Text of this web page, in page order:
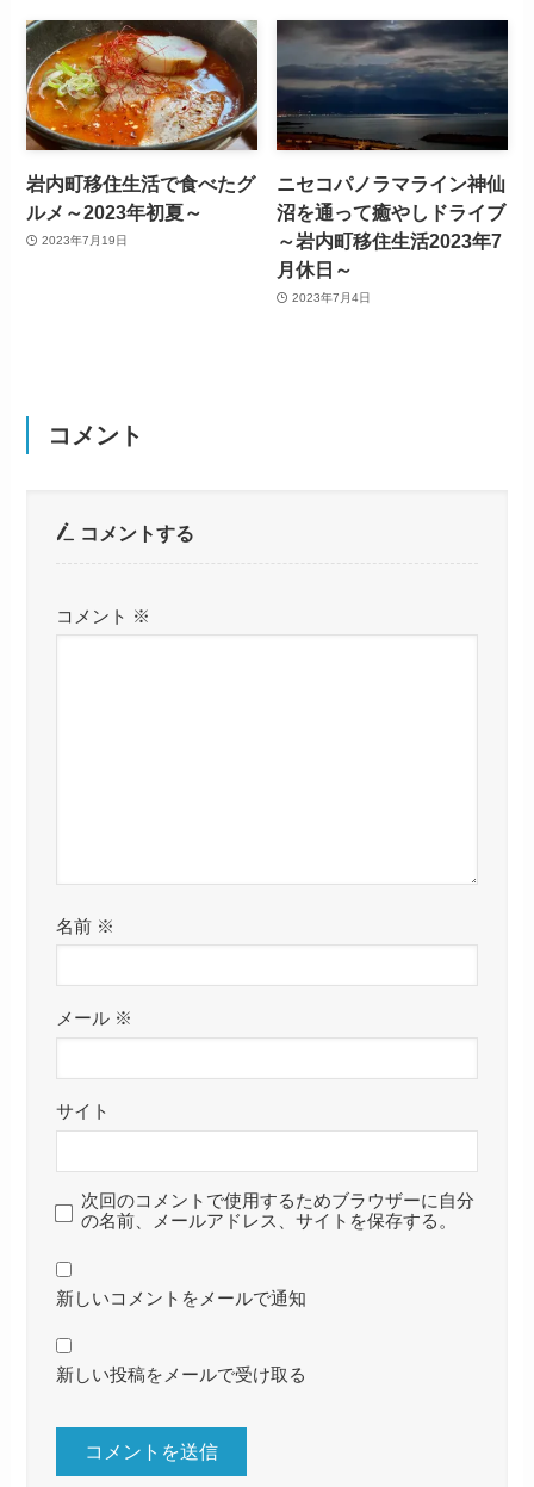
岩内町移住生活で食べたグ
ルメ～2023年初夏～
2023年7月19日
ニセコパノラマライン神仙
沼を通って癒やしドライブ
～岩内町移住生活2023年7
月休日～
2023年7月4日
コメント
コメントする
コメント ※
名前 ※
メール ※
サイト
次回のコメントで使用するためブラウザーに自分
の名前、メールアドレス、サイトを保存する。
新しいコメントをメールで通知
新しい投稿をメールで受け取る